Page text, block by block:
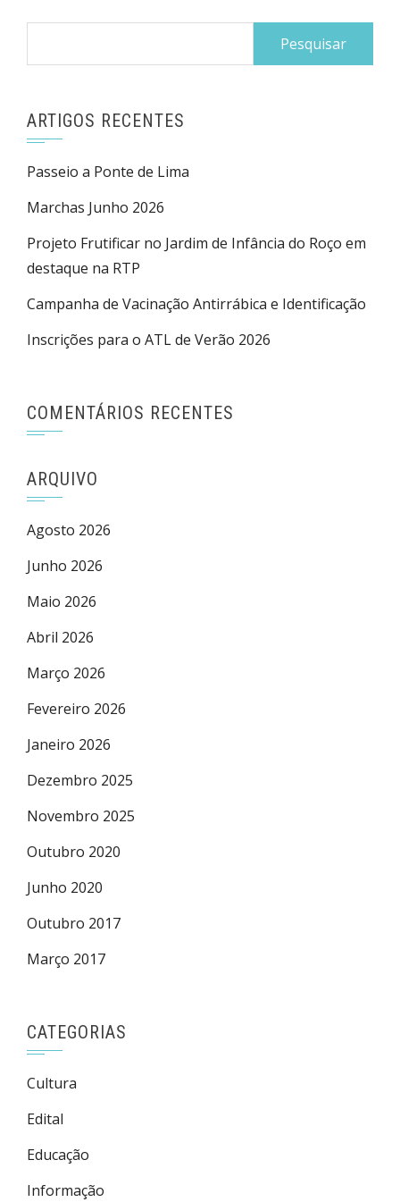
por:
ARTIGOS RECENTES
Passeio a Ponte de Lima
Marchas Junho 2026
Projeto Frutificar no Jardim de Infância do Roço em
destaque na RTP
Campanha de Vacinação Antirrábica e Identificação
Inscrições para o ATL de Verão 2026
COMENTÁRIOS RECENTES
ARQUIVO
Agosto 2026
Junho 2026
Maio 2026
Abril 2026
Março 2026
Fevereiro 2026
Janeiro 2026
Dezembro 2025
Novembro 2025
Outubro 2020
Junho 2020
Outubro 2017
Março 2017
CATEGORIAS
Cultura
Edital
Educação
Informação